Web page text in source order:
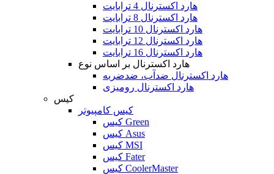
هارد اکسترنال 4 ترابایت
هارد اکسترنال 8 ترابایت
هارد اکسترنال 10 ترابایت
هارد اکسترنال 12 ترابایت
هارد اکسترنال 16 ترابایت
هارد اکسترنال بر اساس نوع
هارد اکسترنال ضدآب، ضدضربه
هارد اکسترنال رومیزی
کیس
کیس کامپیوتر
کیس Green
کیس Asus
کیس MSI
کیس Fater
کیس CoolerMaster